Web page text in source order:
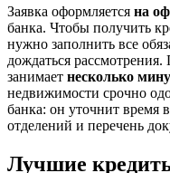
Заявка оформляется на
банка. Чтобы получить
нужно заполнить все
дождаться
занимает несколько
недвижимости срочно
банка: он уточнит время
отделений и перечень
Лучшие